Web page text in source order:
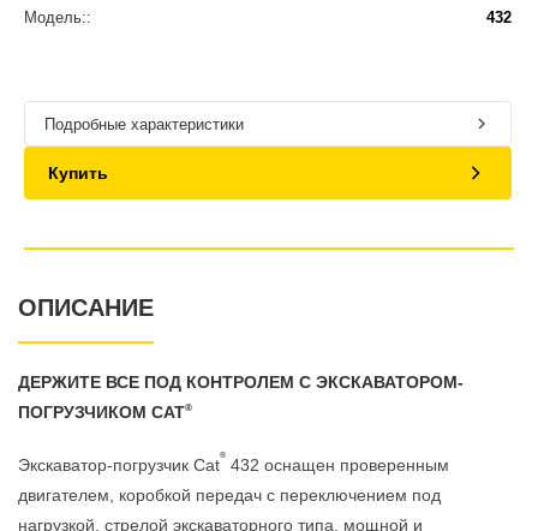
Модель:: 432
Подробные характеристики
Купить
ОПИСАНИЕ
ДЕРЖИТЕ ВСЕ ПОД КОНТРОЛЕМ С ЭКСКАВАТОРОМ-
ПОГРУЗЧИКОМ CAT®
Экскаватор-погрузчик Cat
®
432 оснащен проверенным
двигателем, коробкой передач с переключением под
нагрузкой, стрелой экскаваторного типа, мощной и